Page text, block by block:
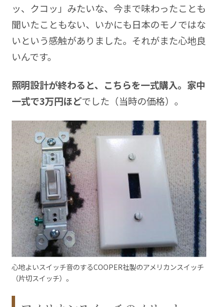
ッ、クコッ」みたいな、今まで味わったことも
聞いたこともない、いかにも日本のモノではな
いという感触がありました。それがまた心地良
いんです。
照明設計が終わると、こちらを一式購入。家中
一式で3万円ほどでした（当時の価格）。
心地よいスイッチ音のするCOOPER社製のアメリカンスイッチ
（片切スイッチ）。